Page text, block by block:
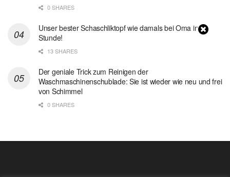
0 SHARES
Unser bester Schaschliktopf wie damals bei Oma in 1
Stunde!
13 SHARES
Der geniale Trick zum Reinigen der
Waschmaschinenschublade: Sie ist wieder wie neu und frei
von Schimmel
0 SHARES